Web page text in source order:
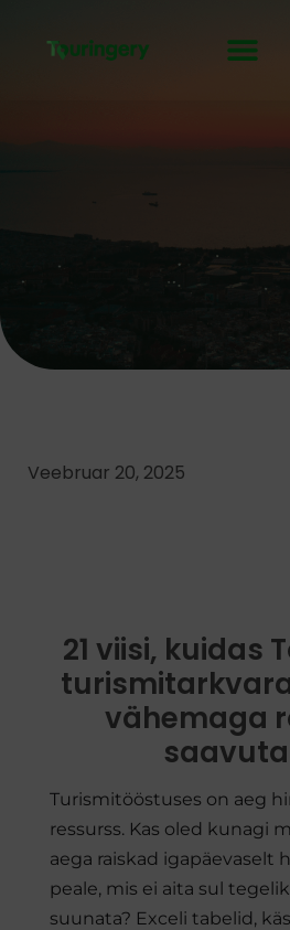
Veebruar 20, 2025
21 viisi, kuidas
vähemaga
Turismitööstuses on aeg
ressurss. Kas oled kunagi
aega raiskad igapäevaselt
peale, mis ei aita sul
suunata? Exceli tabelid,